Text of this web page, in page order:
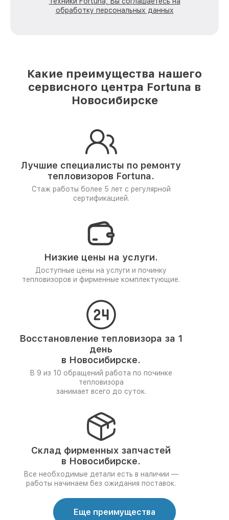
обработку персональных данных
Какие преимущества нашего
сервисного центра Fortuna в
Новосибирске
Лучшие специалисты по ремонту
тепловизоров Fortuna.
Стаж работы более 5 лет с регулярной
сертификацией.
Низкие цены на услуги.
Доступные цены на услуги и починку
тепловизоров и фирменные комплектующие.
Восстановление тепловизора за 1
день
в Новосибирске.
В 9 из 10 обращений работа по починке
тепловизора
занимает всего до суток.
Склад фирменных запчастей
в Новосибирске.
Все необходимые детали есть в наличии —
работы начинаем без ожидания поставок.
Еще преимущества